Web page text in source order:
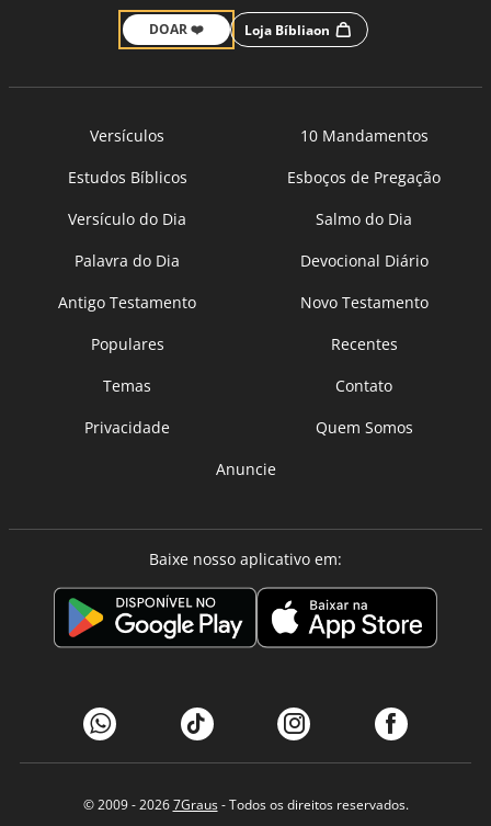
DOAR ❤️ Loja Bíbliaon
Versículos
10 Mandamentos
Estudos Bíblicos
Esboços de Pregação
Versículo do Dia
Salmo do Dia
Palavra do Dia
Devocional Diário
Antigo Testamento
Novo Testamento
Populares
Recentes
Temas
Contato
Privacidade
Quem Somos
Anuncie
Baixe nosso aplicativo em:
© 2009 - 20267Graus- Todos os direitos reservados.